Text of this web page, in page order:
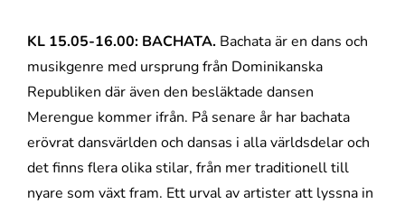
KL 15.05-16.00: BACHATA. Bachata är en dans och
musikgenre med ursprung från Dominikanska
Republiken där även den besläktade dansen
Merengue kommer ifrån. På senare år har bachata
erövrat dansvärlden och dansas i alla världsdelar och
det finns flera olika stilar, från mer traditionell till
nyare som växt fram. Ett urval av artister att lyssna in